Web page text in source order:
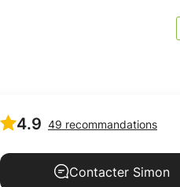
4.9 49 recommandations
Contacter Simon